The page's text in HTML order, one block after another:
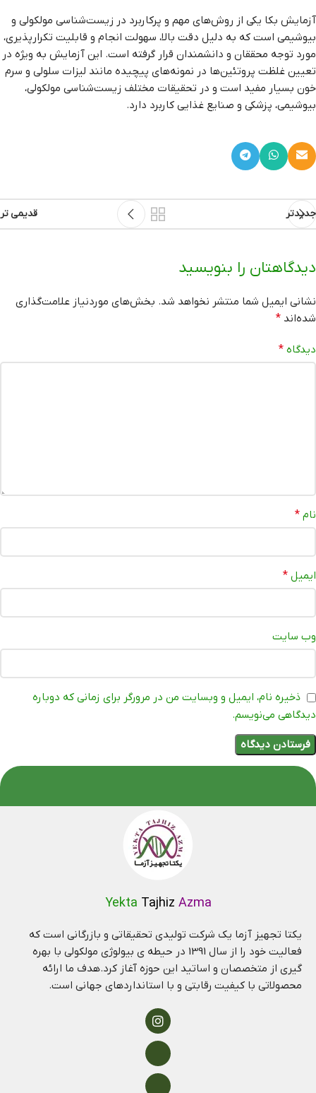
آزمایش بکا یکی از روش‌های مهم و پرکاربرد در زیست‌شناسی مولکولی و
بیوشیمی است که به دلیل دقت بالا، سهولت انجام و قابلیت تکرارپذیری،
مورد توجه محققان و دانشمندان قرار گرفته است. این آزمایش به ویژه در
تعیین غلظت پروتئین‌ها در نمونه‌های پیچیده مانند لیزات سلولی و سرم
خون بسیار مفید است و در تحقیقات مختلف زیست‌شناسی مولکولی،
بیوشیمی، پزشکی و صنایع غذایی کاربرد دارد.
جدیدتر قدیمی تر
دیدگاهتان را بنویسید
نشانی ایمیل شما منتشر نخواهد شد. بخش‌های موردنیاز علامت‌گذاری
شده‌اند *
دیدگاه *
نام *
ایمیل *
وب‌ سایت
ذخیره نام، ایمیل و وبسایت من در مرورگر برای زمانی که دوباره
دیدگاهی می‌نویسم.
Yekta Tajhiz Azma
یکتا تجهیز آزما یک شرکت تولیدی تحقیقاتی و بازرگانی است که
فعالیت خود را از سال 1391 در حیطه ی بیولوژی مولکولی با بهره
گیری از متخصصان و اساتید این حوزه آغاز کرد.هدف ما ارائه
محصولاتی با کیفیت رقابتی و با استانداردهای جهانی است.